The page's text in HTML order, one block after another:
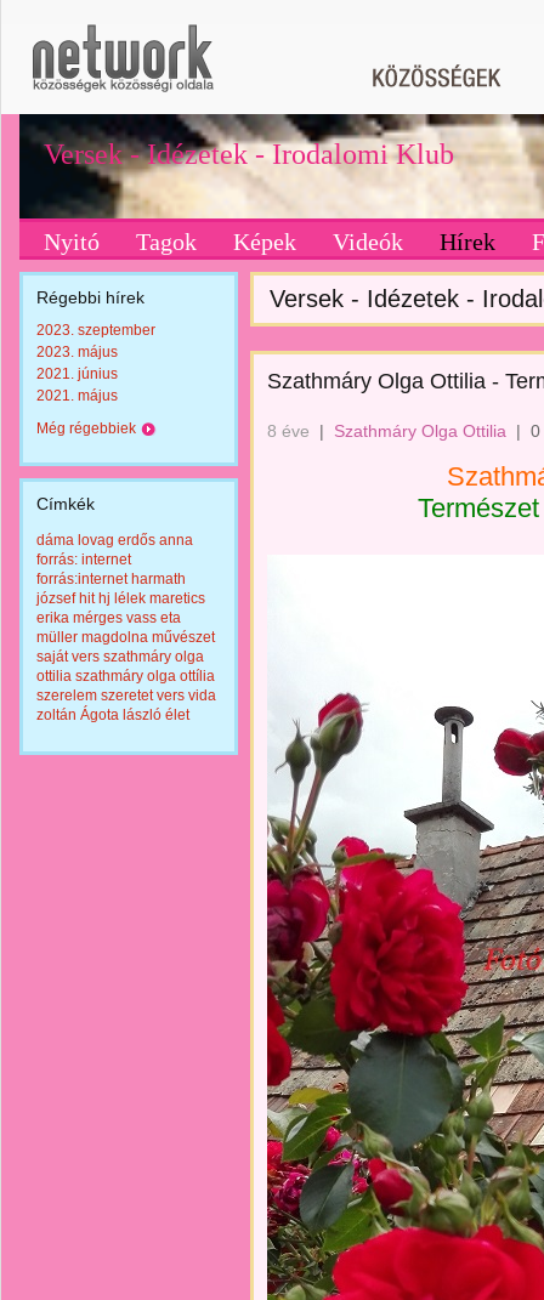
Versek - Idézetek - Irodalomi Klub
Nyitó Tagok Képek Videók Hírek
Régebbi hírek
2023. szeptember
2023. május
2021. június
2021. május
Még régebbiek
Címkék
dáma lovag erdős anna
forrás: internet
forrás:internet harmath
józsef hit hj lélek maretics
erika mérges vass eta
müller magdolna művészet
saját vers szathmáry olga
ottilia szathmáry olga ottília
szerelem szeretet vers vida
zoltán Ágota lászló élet
Versek - Idézetek -
Szathmáry Olga Ottilia -
8 éve | Szathmáry Olga Ottilia | 0